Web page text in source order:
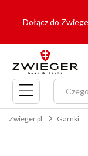
Dołącz do
Menu
główne
Zwieger.pl Garnki